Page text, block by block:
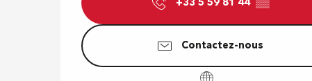
Contactez-nous